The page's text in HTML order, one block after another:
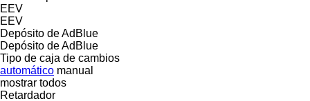
EEV
EEV
Depósito de AdBlue
Depósito de AdBlue
Tipo de caja de cambios
automático manual
mostrar todos
Retardador